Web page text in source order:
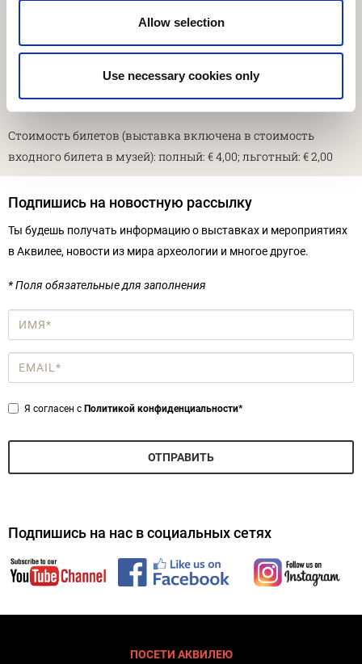
Allow selection
Use necessary cookies only
Адрес: Национальный археологический музей Аквилеи, Via
Часы работы: со вторника по воскресенье: с 8:30 до 19:30
Стоимость билетов (выставка включена в стоимость
входного билета в музей): полный: € 4,00; льготный: € 2,00
Подпишись на новостную рассылку
Ты будешь получать информацию о выставках и мероприятиях
в Аквилее, новости из мира археологии и многое другое.
* Поля обязательные для заполнения
Имя
*
Email
*
Privacy
Я согласен с Политикой конфиденциальности*
ОТПРАВИТЬ
Подпишись на нас в социальных сетях
ПОСЕТИ АКВИЛЕЮ